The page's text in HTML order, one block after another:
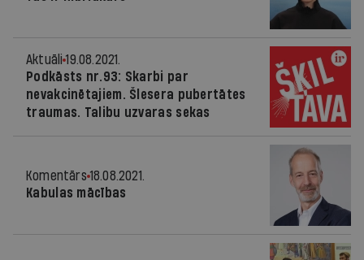
Aktuāli 19.08.2021.
Podkāsts nr.93: Skarbi par
nevakcinētajiem. Šlesera pubertātes
traumas. Talibu uzvaras sekas
Komentārs 18.08.2021.
Kabulas mācības